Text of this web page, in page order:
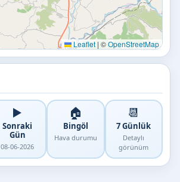
Leaflet | ©OpenStreetMap
▶️
Sonraki
Gün
08-06-2026
🏠
Bingöl
Hava durumu
📆
7 Günlük
Detaylı
görünüm